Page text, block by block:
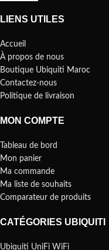
LIENS UTILES
Accueil
À propos de nous
Boutique Ubiquiti Maroc
Contactez-nous
Politique de livraison
MON COMPTE
Tableau de bord
Mon panier
Ma commande
Ma liste de souhaits
Comparateur de produits
CATÉGORIES UBIQUITI
Ubiquiti UniFi WiFi